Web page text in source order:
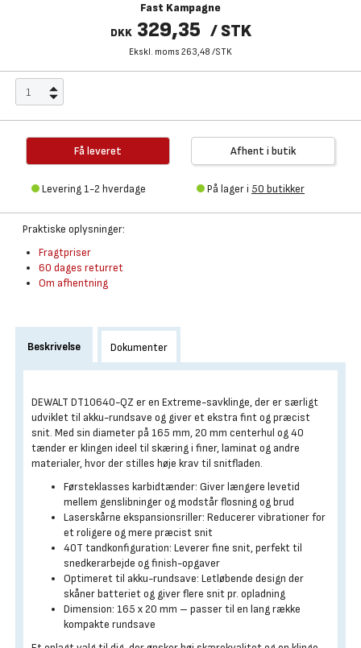
Fast Kampagne
DKK 329,35 / STK
Ekskl. moms 263,48 /STK
Få leveret
Levering 1-2 hverdage
Afhent i butik
På lager i 50 butikker
Praktiske oplysninger:
Fragtpriser
60 dages returret
Om afhentning
Beskrivelse Dokumenter
DEWALT DT10640-QZ er en Extreme-savklinge, der er særligt
udviklet til akku-rundsave og giver et ekstra fint og præcist
snit. Med sin diameter på 165 mm, 20 mm centerhul og 40
tænder er klingen ideel til skæring i finer, laminat og andre
materialer, hvor der stilles høje krav til snitfladen.
Førsteklasses karbidtænder: Giver længere levetid
mellem genslibninger og modstår flosning og brud
Laserskårne ekspansionsriller: Reducerer vibrationer for
et roligere og mere præcist snit
40T tandkonfiguration: Leverer fine snit, perfekt til
snedkerarbejde og finish-opgaver
Optimeret til akku-rundsave: Letløbende design der
skåner batteriet og giver flere snit pr. opladning
Dimension: 165 x 20 mm – passer til en lang række
kompakte rundsave